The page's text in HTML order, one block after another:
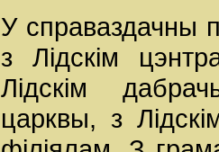
У справаздачны
з Лідскім
Лідскім
царквы, з